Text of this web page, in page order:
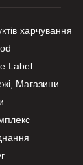
харчування
Label
Магазини